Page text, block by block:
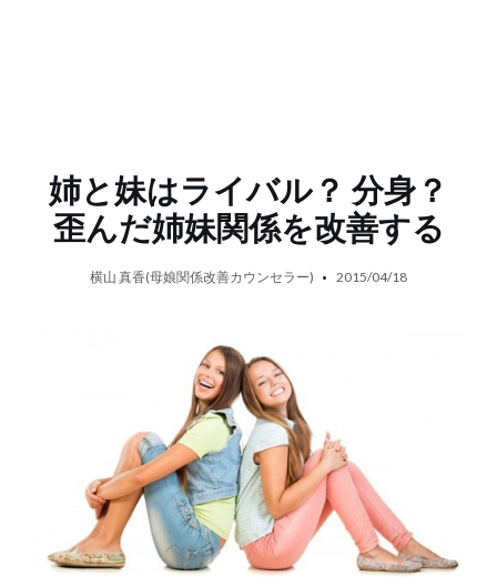
姉と妹はライバル？ 分身？
歪んだ姉妹関係を改善する
横山 真香(母娘関係改善カウンセラー) 2015/04/18